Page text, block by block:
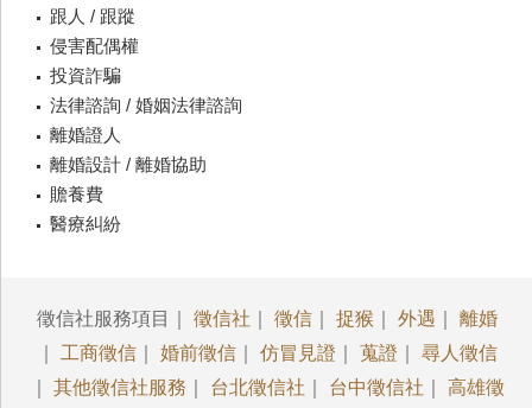
跟人 / 跟蹤
侵害配偶權
投資詐騙
法律諮詢 / 婚姻法律諮詢
離婚證人
離婚設計 / 離婚協助
贍養費
醫療糾紛
徵信社服務項目｜ 徵信社 徵信 捉猴 外遇
離婚
工商徵信 婚前徵信 仿冒見證 蒐證
尋人徵信
其他徵信社服務 台北徵信社 台中徵信社 高雄徵